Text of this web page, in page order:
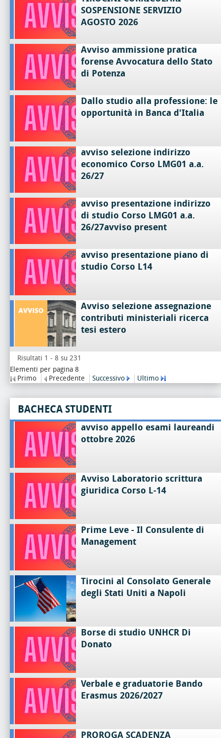
SOSPENSIONE SERVIZIO
AGOSTO 2026
Avviso ammissione pratica
forense Avvocatura dello Stato
di Potenza
Dallo studio alla professione: le
opportunità in Banca d'Italia
avviso selezione indirizzo
economico Corso LMG01 a.a.
26/27
avviso presentazione indirizzo
di studio Corso LMG01 a.a.
26/27avviso present
avviso presentazione piano di
studio Corso L14
Avviso selezione assegnazione
contributi ministeriali ricerca
tesi estero
Risultati 1 - 8 su 231
Elementi per pagina 8
Primo
Precedente Successivo Ultimo
BACHECA STUDENTI
avviso appello esami laureandi
ottobre 2026
Avviso Laboratorio scrittura
giuridica Corso L-14
Prime Leve - Il Consulente di
Management
Tirocini al Consolato Generale
degli Stati Uniti a Napoli
Borse di studio UNHCR Di
Donato
Verbale e graduatorie Bando
Erasmus 2026/2027
PROROGA SCADENZA